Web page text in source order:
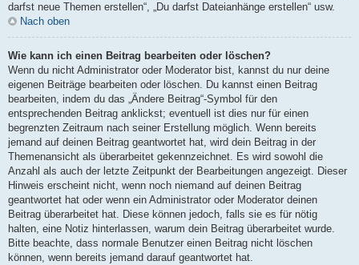
darfst neue Themen erstellen“, „Du darfst Dateianhänge erstellen“ usw.
Nach oben
Wie kann ich einen Beitrag bearbeiten oder löschen?
Wenn du nicht Administrator oder Moderator bist, kannst du nur deine
eigenen Beiträge bearbeiten oder löschen. Du kannst einen Beitrag
bearbeiten, indem du das „Ändere Beitrag“-Symbol für den
entsprechenden Beitrag anklickst; eventuell ist dies nur für einen
begrenzten Zeitraum nach seiner Erstellung möglich. Wenn bereits
jemand auf deinen Beitrag geantwortet hat, wird dein Beitrag in der
Themenansicht als überarbeitet gekennzeichnet. Es wird sowohl die
Anzahl als auch der letzte Zeitpunkt der Bearbeitungen angezeigt. Dieser
Hinweis erscheint nicht, wenn noch niemand auf deinen Beitrag
geantwortet hat oder wenn ein Administrator oder Moderator deinen
Beitrag überarbeitet hat. Diese können jedoch, falls sie es für nötig
halten, eine Notiz hinterlassen, warum dein Beitrag überarbeitet wurde.
Bitte beachte, dass normale Benutzer einen Beitrag nicht löschen
können, wenn bereits jemand darauf geantwortet hat.